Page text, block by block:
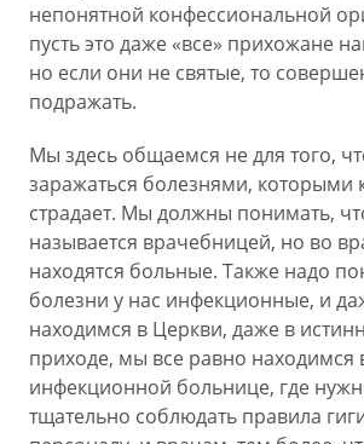
непонятной конфессиональной
пусть это даже «все» прихожане
но если они не святые, то
подражать.
Мы здесь общаемся не для того,
заражаться болезнями, которыми
страдает. Мы должны понимать,
называется врачебницей, но во
находятся больные. Также надо
болезни у нас инфекционные, и
находимся в Церкви, даже в
приходе, мы все равно находимся
инфекционной больнице, где
тщательно соблюдать правила